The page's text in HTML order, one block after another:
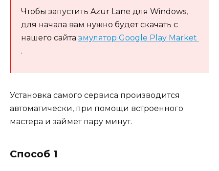
Чтобы запустить Azur Lane для Windows,
для начала вам нужно будет скачать с
нашего сайта эмулятор Google Play Market
.
Установка самого сервиса производится
автоматически, при помощи встроенного
мастера и займет пару минут.
Способ 1